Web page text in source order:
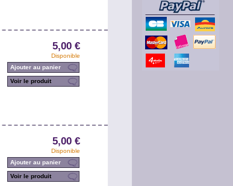
5,00 €
Disponible
Ajouter au panier
Voir le produit
5,00 €
Disponible
Ajouter au panier
Voir le produit